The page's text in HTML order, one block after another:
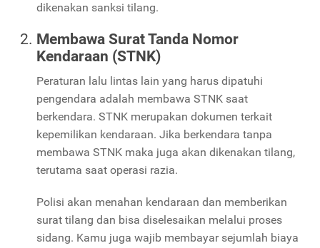
dikenakan sanksi tilang.
Membawa Surat Tanda Nomor
Kendaraan (STNK)
Peraturan lalu lintas lain yang harus dipatuhi
pengendara adalah membawa STNK saat
berkendara. STNK merupakan dokumen terkait
kepemilikan kendaraan. Jika berkendara tanpa
membawa STNK maka juga akan dikenakan tilang,
terutama saat operasi razia.
Polisi akan menahan kendaraan dan memberikan
surat tilang dan bisa diselesaikan melalui proses
sidang. Kamu juga wajib membayar sejumlah biaya